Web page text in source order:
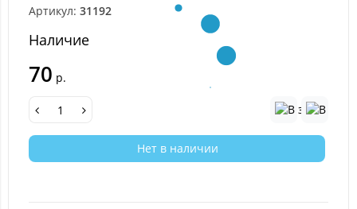
Артикул: 31192
Наличие
70 р.
Нет в наличии